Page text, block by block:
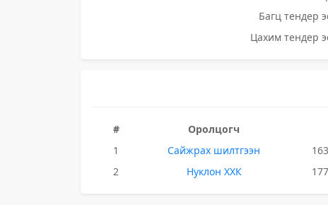
Багц тендер
Цахим тендер
# Оролцогч
1
Сайжрах шилтгээн
2
Нуклон ХХК